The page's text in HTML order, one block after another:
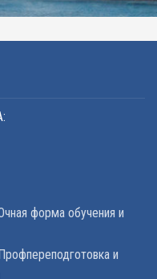
форма обучения и
и